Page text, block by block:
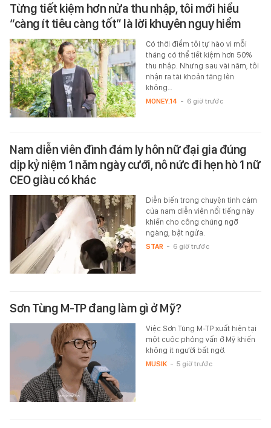
Từng tiết kiệm hơn nửa thu nhập, tôi mới hiểu
“càng ít tiêu càng tốt” là lời khuyên nguy hiểm
Có thời điểm tôi tự hào vì mỗi
tháng có thể tiết kiệm hơn 50%
thu nhập. Nhưng sau vài năm, tôi
nhận ra tài khoản tăng lên
không…
MONEY.14 - 6 giờ trước
Nam diễn viên đình đám ly hôn nữ đại gia đúng
dịp kỷ niệm 1 năm ngày cưới, nô nức đi hẹn hò 1 nữ
CEO giàu có khác
Diễn biến trong chuyện tình cảm
của nam diễn viên nổi tiếng này
khiến cho công chúng ngỡ
ngàng, bật ngửa.
STAR - 6 giờ trước
Sơn Tùng M-TP đang làm gì ở Mỹ?
Việc Sơn Tùng M-TP xuất hiện tại
một cuộc phỏng vấn ở Mỹ khiến
không ít người bất ngờ.
MUSIK - 5 giờ trước